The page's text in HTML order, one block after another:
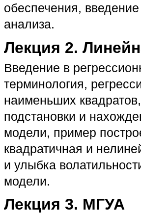
обеспечения,
анализа.
Лекция 2.
Введение в
терминология,
наименьших
подстановки и
модели, пример
квадратичная и
и улыбка
модели.
Лекция 3. МГУА